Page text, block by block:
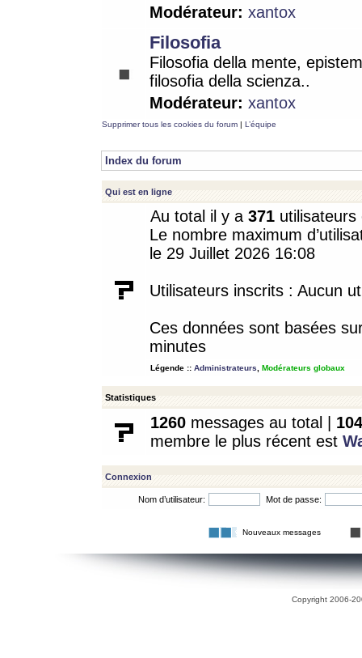
Modérateur: xantox
Filosofia
Filosofia della mente,
filosofia della scienza..
Modérateur: xantox
Supprimer tous les cookies du forum | L’équipe
Index du forum
Qui est en ligne
Au total il y a 371
Le nombre maximum
le 29 Juillet 2026 16:08
Utilisateurs inscrits : Aucun
Ces données sont basées
minutes
Légende :: Administrateurs Modérateurs globaux
Statistiques
1260 messages au total | 104
membre le plus récent est
Connexion
Nom d’utilisateur: Mot de passe:
Nouveaux messages
Copyright 2006-